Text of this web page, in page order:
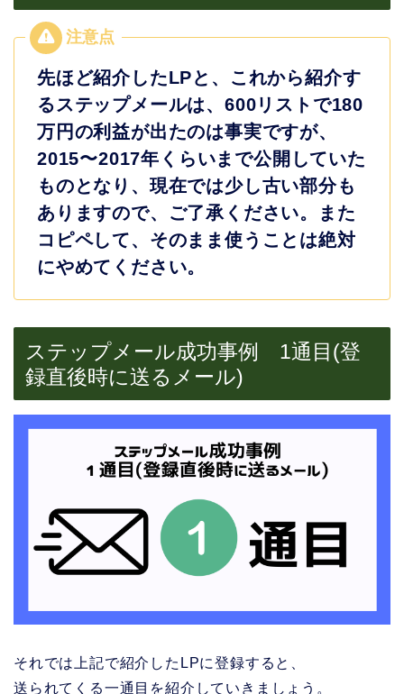
先ほど紹介したLPと、これから紹介す
るステップメールは、600リストで180
万円の利益が出たのは事実ですが、
2015〜2017年くらいまで公開していた
ものとなり、現在では少し古い部分も
ありますので、ご了承ください。また
コピペして、そのまま使うことは絶対
にやめてください。
ステップメール成功事例 1通目(登
録直後時に送るメール)
それでは上記で紹介したLPに登録すると、
送られてくる一通目を紹介していきましょう。